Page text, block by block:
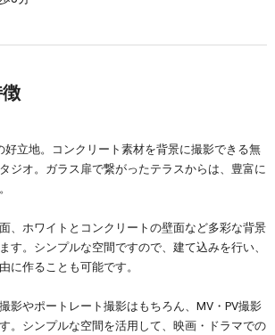
好立地。コンクリート素材を背景に撮影できる無
ジオ。ガラス扉で繋がったテラスからは、豊富に
、ホワイトとコンクリートの壁面など多彩な背景
す。シンプルな空間ですので、建て込みを行い、
に作ることも可能です。
影やポートレート撮影はもちろん、MV・PV撮影
。シンプルな空間を活用して、映画・ドラマでの